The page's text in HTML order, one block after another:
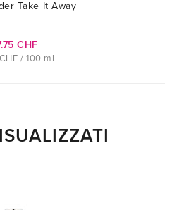
Take It Away
CHF
/ 100 ml